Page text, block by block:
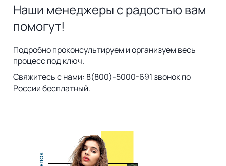
Наши менеджеры с радостью вам
помогут!
Подробно проконсультируем и организуем весь
процесс под ключ.
Свяжитесь с нами: 8(800)-5000-691 звонок по
России бесплатный.